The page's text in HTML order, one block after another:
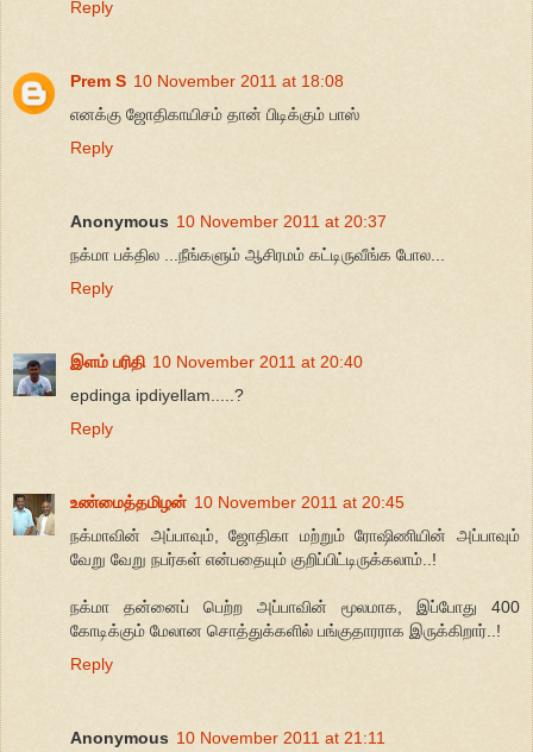
Reply
Prem S 10 November 2011 at 18:08
எனக்கு ஜோதிகாயிசம் தான் பிடிக்கும் பாஸ்
Reply
Anonymous 10 November 2011 at 20:37
நக்மா பக்தில ...நீங்களும் ஆசிரமம் கட்டிருவீங்க போல...
Reply
இளம் பரிதி 10 November 2011 at 20:40
epdinga ipdiyellam.....?
Reply
உண்மைத்தமிழன் 10 November 2011 at 20:45
நக்மாவின் அப்பாவும், ஜோதிகா மற்றும் ரோஷிணியின் அப்பாவும்
வேறு வேறு நபர்கள் என்பதையும் குறிப்பிட்டிருக்கலாம்..!
நக்மா தன்னைப் பெற்ற அப்பாவின் மூலமாக, இப்போது 400
கோடிக்கும் மேலான சொத்துக்களில் பங்குதாரராக இருக்கிறார்..!
Reply
Anonymous 10 November 2011 at 21:11